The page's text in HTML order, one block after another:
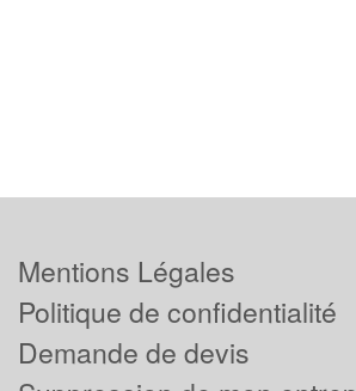
Mentions Légales
Politique de confidentialité
Demande de devis